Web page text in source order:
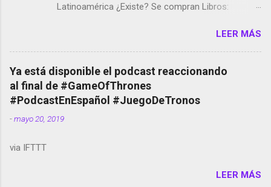
Latinoamérica ¿Existe? Se compran Libros:
temporada de Black Mirror Twitter deja de verificar
cuentas Responden los fotógrafos Brian May y el
copyright en Instagram Música y vídeo selfies en la
red social Riddley Scott saca a Kevin Spacey de su
película Francisco regaña a los que usan el
smartphone en sus misas La serie de la Tierra
Media GoBee - StartUp de bicicletas de alquiler
Live Photos en Google Photos Llegando Partimos
LEER MÁS
Ya está disponible el podcast reaccionando
al final de #GameOfThrones
#PodcastEnEspañol #JuegoDeTronos
-mayo 20, 2019
via IFTTT
LEER MÁS